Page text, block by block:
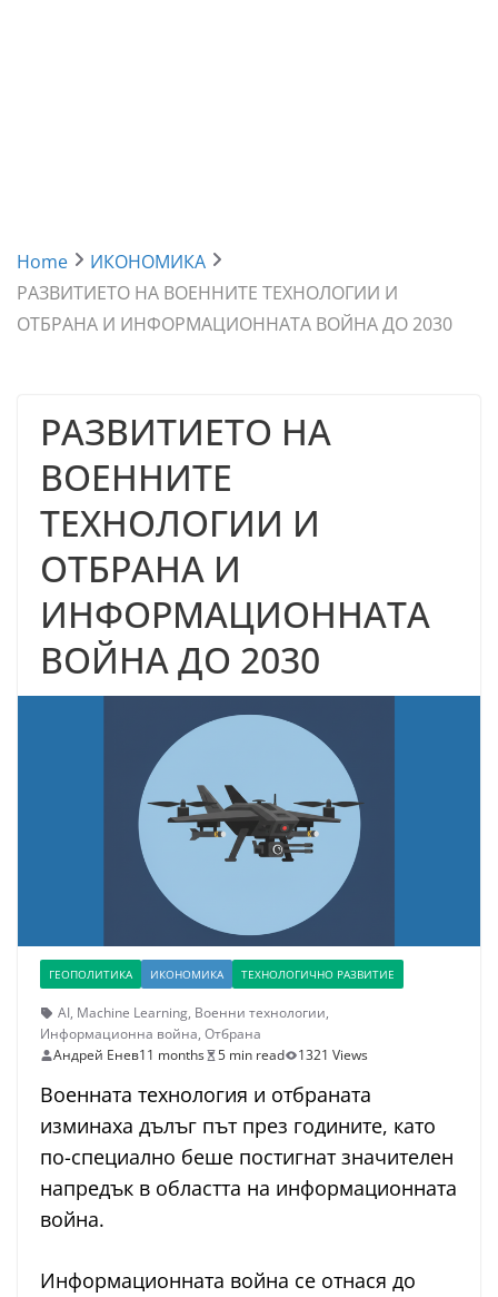
Home
ИКОНОМИКА
РАЗВИТИЕТО НА ВОЕННИТЕ ТЕХНОЛОГИИ И
ОТБРАНА И ИНФОРМАЦИОННАТА ВОЙНА ДО 2030
РАЗВИТИЕТО НА
ВОЕННИТЕ
ТЕХНОЛОГИИ И
ОТБРАНА И
ИНФОРМАЦИОННАТА
ВОЙНА ДО 2030
ГЕОПОЛИТИКА ИКОНОМИКА ТЕХНОЛОГИЧНО РАЗВИТИЕ
AI, Machine Learning, Военни технологии,
Информационна война, Отбрана
Андрей Енев11 months 5 min read 1321 Views
Военната технология и отбраната
изминаха дълъг път през годините, като
по-специално беше постигнат значителен
напредък в областта на информационната
война.
Информационната война се отнася до